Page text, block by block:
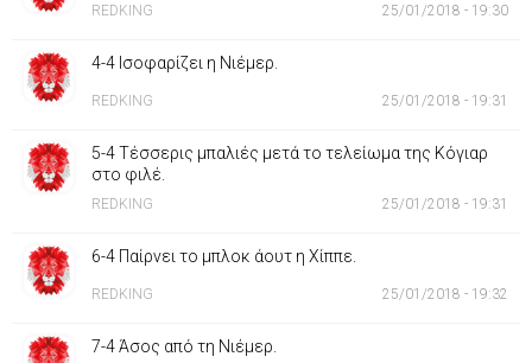
REDKING 25/01/2018 - 19:30
4-4 Ισοφαρίζει η Νιέμερ.
REDKING 25/01/2018 - 19:31
5-4 Τέσσερις μπαλιές μετά το τελείωμα της Κόγιαρ
στο φιλέ.
REDKING 25/01/2018 - 19:31
6-4 Παίρνει το μπλοκ άουτ η Χίππε.
REDKING 25/01/2018 - 19:32
7-4 Άσος από τη Νιέμερ.